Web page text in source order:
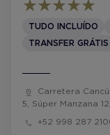
TUDO INCLUÍDO
TRANSFER GRÁTIS
Carretera
5, Súper Manzana
+52 998 287